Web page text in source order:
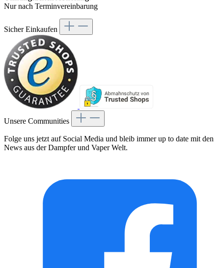
Nur nach Terminvereinbarung
Sicher Einkaufen
Unsere Communities
Folge uns jetzt auf Social Media und bleib immer up to date mit den
News aus der Dampfer und Vaper Welt.